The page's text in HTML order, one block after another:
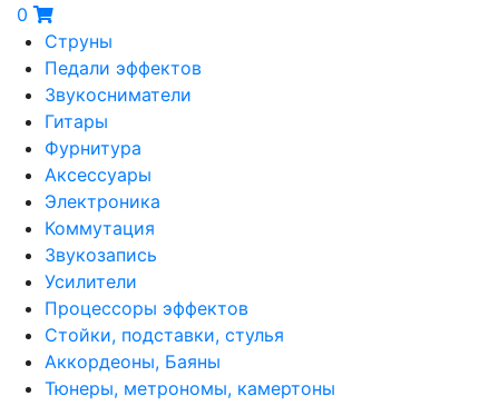
0
Струны
Педали эффектов
Звукосниматели
Гитары
Фурнитура
Аксессуары
Электроника
Коммутация
Звукозапись
Усилители
Процессоры эффектов
Стойки, подставки, стулья
Аккордеоны, Баяны
Тюнеры, метрономы, камертоны